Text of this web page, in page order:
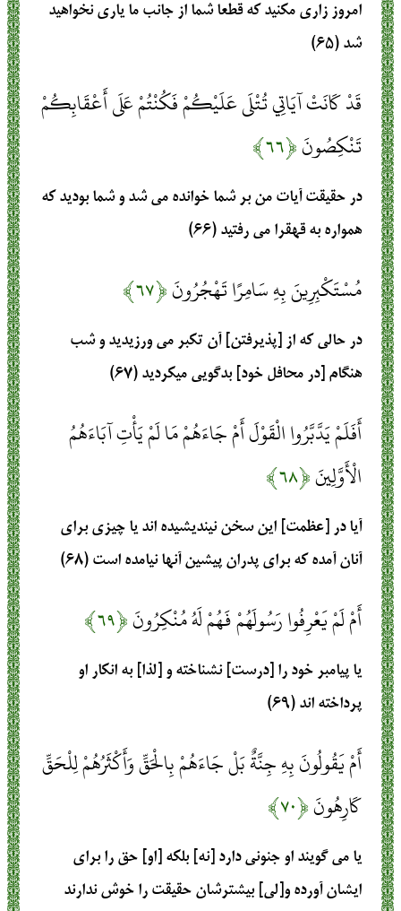
امروز زارى مكنيد كه قطعا شما از جانب ما يارى نخواهيد
شد (۶۵)
قَدْ كَانَتْ آيَاتِي تُتْلَى عَلَيْكُمْ فَكُنْتُمْ عَلَى أَعْقَابِكُمْ
تَنْكِصُونَ﴿۶۶﴾
در حقيقت آيات من بر شما خوانده مى ‏شد و شما بوديد كه
همواره به قهقرا مى ‏رفتيد (۶۶)
مُسْتَكْبِرِينَ بِهِ سَامِرًا تَهْجُرُونَ﴿۶۷﴾
در حالى كه از [پذيرفتن] آن تكبر مى ‏ورزيديد و شب
هنگام [در محافل خود] بدگويى میکرديد (۶۷)
أَفَلَمْ يَدَّبَّرُوا الْقَوْلَ أَمْ جَاءَهُمْ مَا لَمْ يَأْتِ آبَاءَهُمُ
الْأَوَّلِينَ﴿۶۸﴾
آيا در [عظمت] اين سخن نينديشيده‏ اند يا چيزى براى
آنان آمده كه براى پدران پيشين آنها نيامده است (۶۸)
أَمْ لَمْ يَعْرِفُوا رَسُولَهُمْ فَهُمْ لَهُ مُنْكِرُونَ﴿۶۹﴾
يا پيامبر خود را [درست] نشناخته و [لذا] به انكار او
پرداخته‏ اند (۶۹)
أَمْ يَقُولُونَ بِهِ جِنَّةٌ بَلْ جَاءَهُمْ بِالْحَقِّ وَأَكْثَرُهُمْ لِلْحَقِّ
كَارِهُونَ﴿۷۰﴾
يا مى‏ گويند او جنونى دارد [نه] بلكه [او] حق را براى
ايشان آورده و[لى] بيشترشان حقيقت را خوش ندارند